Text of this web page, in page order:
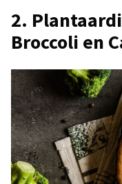
2.
Broccoli en